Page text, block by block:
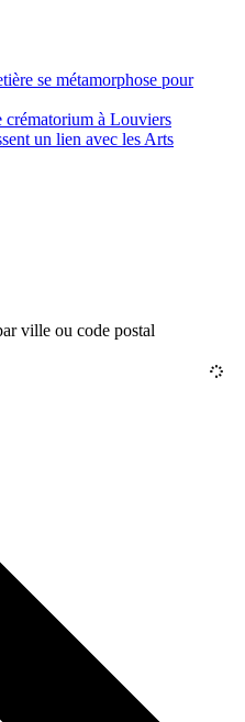
se métamorphose pour
crématorium à Louviers
un lien avec les Arts
ville ou code postal